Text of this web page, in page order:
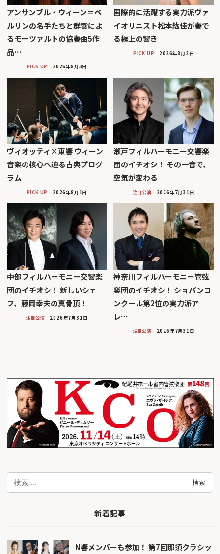
アンサンブル・ウィーン＝ベ
ルリンの名手たちと群響によ
るモーツァルトの協奏曲5作
品…
PICK UP 2026年8月3日
国際的に活躍する実力派ヴァ
イオリニスト松本紘佳が奏で
る極上の響き
PICK UP 2026年8月2日
ヴィオッティ×東響 ウィーン
音楽の核心へ迫る古典プログ
ラム
PICK UP 2026年8月1日
瀬戸フィルハーモニー交響楽
団のイチオシ！ その一音で、
空気が変わる
注目公演 2026年7月31日
中部フィルハーモニー交響楽
団のイチオシ！ 新しいシェ
フ、藤岡幸夫の真骨頂！
注目公演 2026年7月31日
神奈川フィルハーモニー管弦
楽団のイチオシ！ ショパンコ
ンクール第2位の実力派ア
レ…
注目公演 2026年7月31日
検
検索
新着記事
N響メンバーも参加！ 第7回那須クラシッ